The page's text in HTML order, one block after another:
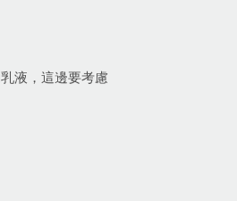
液，這邊要考慮